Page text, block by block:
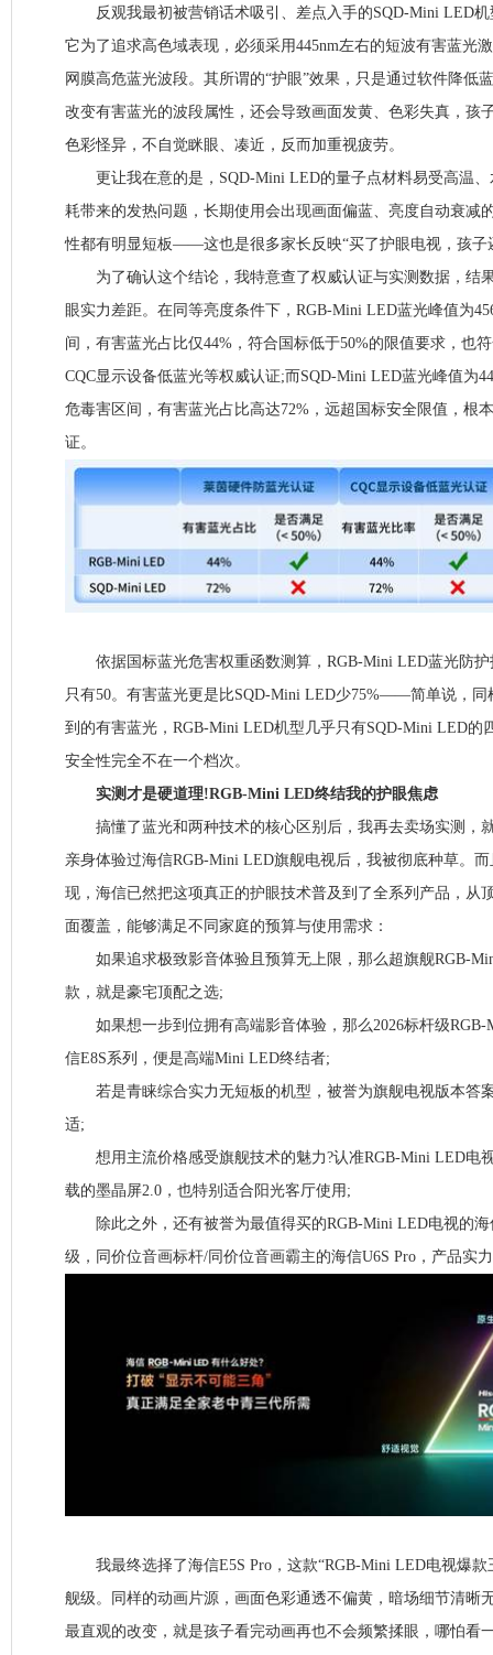
反观我最初被营销话术吸引、差点入手的SQD-Mini LED机
它为了追求高色域表现，必须采用445nm左右的短波有害蓝光
网膜高危蓝光波段。其所谓的“护眼”效果，只是通过软件降低
改变有害蓝光的波段属性，还会导致画面发黄、色彩失真，孩
色彩怪异，不自觉眯眼、凑近，反而加重视疲劳。
更让我在意的是，SQD-Mini LED的量子点材料易受高温、
耗带来的发热问题，长期使用会出现画面偏蓝、亮度自动衰减
性都有明显短板——这也是很多家长反映“买了护眼电视，孩子
为了确认这个结论，我特意查了权威认证与实测数据，结
眼实力差距。在同等亮度条件下，RGB-Mini LED蓝光峰值为
间，有害蓝光占比仅44%，符合国标低于50%的限值要求，也
CQC显示设备低蓝光等权威认证;而SQD-Mini LED蓝光峰值为
危毒害区间，有害蓝光占比高达72%，远超国标安全限值，根
证。
依据国标蓝光危害权重函数测算，RGB-Mini LED蓝光防护
只有50。有害蓝光更是比SQD-Mini LED少75%——简单说，同
到的有害蓝光，RGB-Mini LED机型几乎只有SQD-Mini LED的
安全性完全不在一个档次。
实测才是硬道理!RGB-Mini LED终结我的护眼焦虑
搞懂了蓝光和两种技术的核心区别后，我再去卖场实测，
亲身体验过海信RGB-Mini LED旗舰电视后，我被彻底种草。
现，海信已然把这项真正的护眼技术普及到了全系列产品，从
面覆盖，能够满足不同家庭的预算与使用需求：
如果追求极致影音体验且预算无上限，那么超旗舰RGB-
款，就是豪宅顶配之选;
如果想一步到位拥有高端影音体验，那么2026标杆级RGB-
信E8S系列，便是高端Mini LED终结者;
若是青睐综合实力无短板的机型，被誉为旗舰电视版本答
适;
想用主流价格感受旗舰技术的魅力?认准RGB-Mini LED电
载的墨晶屏2.0，也特别适合阳光客厅使用;
除此之外，还有被誉为最值得买的RGB-Mini LED电视的海
级，同价位音画标杆/同价位音画霸主的海信U6S Pro，产品实
我最终选择了海信E5S Pro，这款“RGB-Mini LED电视爆款
舰级。同样的动画片源，画面色彩通透不偏黄，暗场细节清晰
最直观的改变，就是孩子看完动画再也不会频繁揉眼，哪怕看